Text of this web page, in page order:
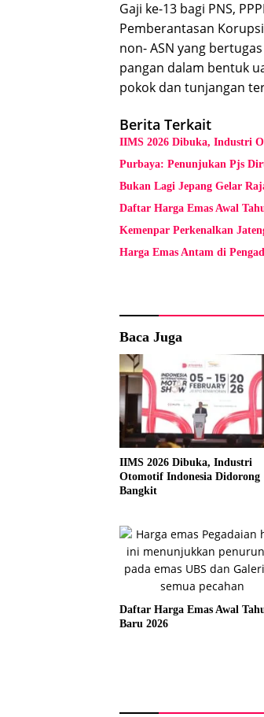
Gaji ke-13 bagi PNS,
Pemberantasan
non- ASN yang
pangan dalam bentuk
pokok dan tunjangan
Berita Terkait
IIMS 2026 Dibuka, Industri
Purbaya: Penunjukan Pjs
Bukan Lagi Jepang Gelar
Daftar Harga Emas Awal
Kemenpar Perkenalkan
Harga Emas Antam di
Baca Juga
IIMS 2026 Dibuka, Industri
Otomotif Indonesia Didorong
Bangkit
Daftar Harga Emas Awal
Baru 2026